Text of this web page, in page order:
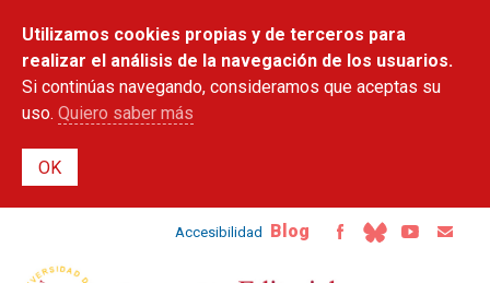
contenido
principal
Utilizamos cookies propias y de terceros para
realizar el análisis de la navegación de los usuarios.
Si continúas navegando, consideramos que aceptas su
uso. Quiero saber más
Accesibilidad Blog